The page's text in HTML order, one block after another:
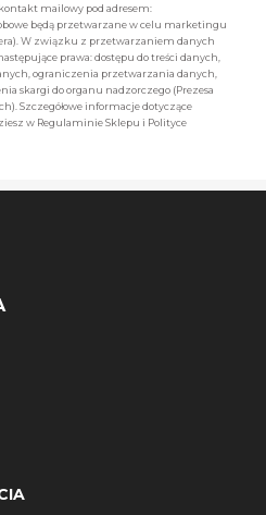
mailowy pod adresem:
będą przetwarzane w celu marketingu
W związku z przetwarzaniem danych
prawa: dostępu do treści danych,
ograniczenia przetwarzania danych,
skargi do organu nadzorczego (Prezesa
Szczegółowe informacje dotyczące
w Regulaminie Sklepu i Polityce